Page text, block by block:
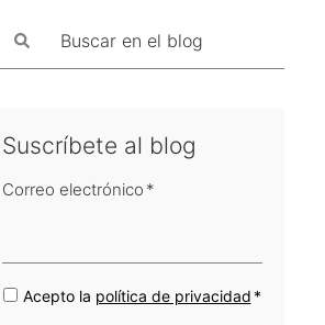
Suscríbete al blog
Correo electrónico *
Acepto la política de privacidad *